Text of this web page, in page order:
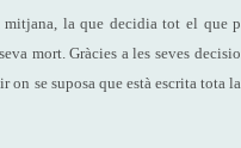
mitjana, la que decidia tot el que
mort. Gràcies a les seves
on se suposa que està escrita tota